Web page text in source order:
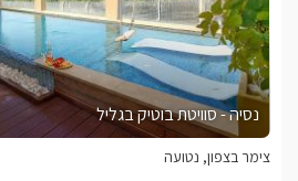
נסיה - סוויטת בוטיק בגליל
צימר בצפון, נטועה